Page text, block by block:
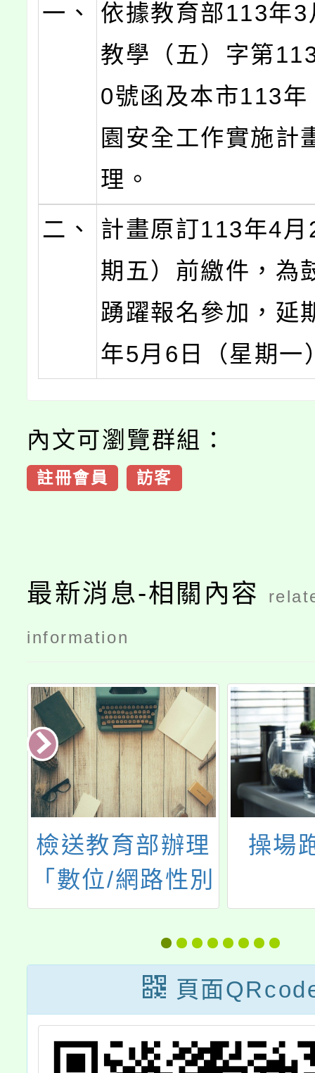
一、
依據教育部113年
教學（五）字第
0號函及本市113年
園安全工作實施計
理。
二、
計畫原訂113年4
期五）前繳件，為
踴躍報名參加，延
年5月6日（星期一
內文可瀏覽群組：
註冊會員 訪客
最新消息-相關內容
information
檢送教育部辦理
「數位/網路性別
暴力防治短影音
暨海報繪畫比
賽」活動簡章1
份(如附件1)，本
活動獎金總金額
操場
頁面